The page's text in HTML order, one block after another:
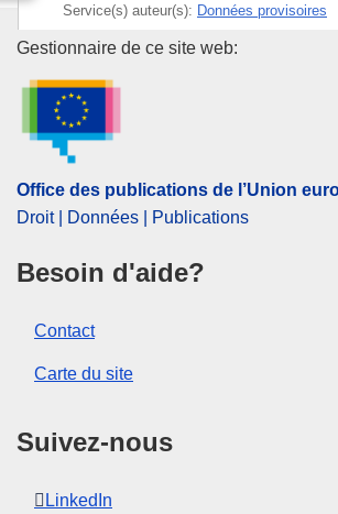
Service(s) auteur(s): Données provisoires
Office des
Gestionnaire de ce site web:
Office des publications de l’Union
Droit | Données | Publications
Besoin d'aide?
Contact
Carte du site
Suivez-nous
LinkedIn